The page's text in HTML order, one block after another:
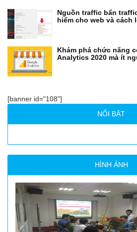
Nguồn traffic bẩn
hiểm cho web và cách
Khám phá chức năng
Analytics 2020 mà ít
[banner id="108"]
NỔI BẬT
HÌNH ẢNH